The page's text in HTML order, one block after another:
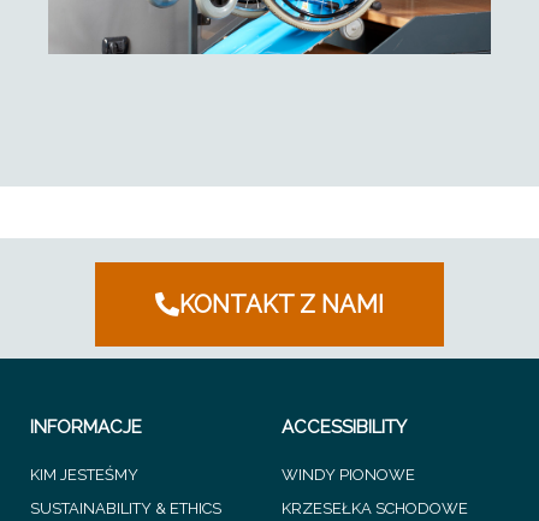
KONTAKT Z NAMI
INFORMACJE
KIM JESTEŚMY
SUSTAINABILITY & ETHICS
ACCESSIBILITY
WINDY PIONOWE
KRZESEŁKA SCHODOWE